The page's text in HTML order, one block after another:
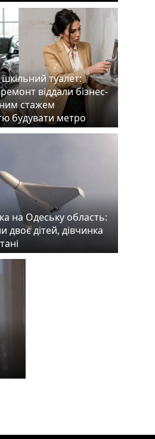
туалет:
віддали бізнес-
стажем
будувати метро
на Одеську область:
двоє дітей, дівчинка